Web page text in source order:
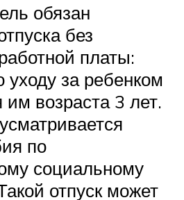
обязан
без
платы:
за ребенком
возраста 3 лет.
по
социальному
отпуск может